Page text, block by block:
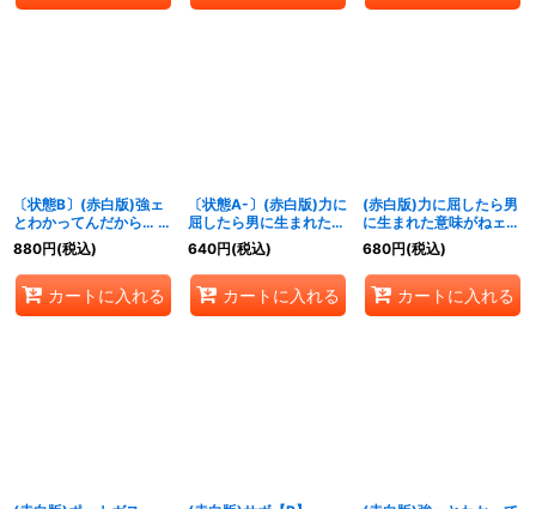
〔状態B〕(赤白版)強ェ
とわかってんだから… 始
めから全開だ!!!【R】
{OP13-040}
880円(税込)
カートに入れる
〔状態A-〕(赤白版)力に
屈したら男に生まれた意
味がねェだろう【R】
{OP13-057}
640円(税込)
カートに入れる
(赤白版)力に屈したら男
に生まれた意味がねェだ
ろう【R】{OP13-057}
680円(税込)
カートに入れる